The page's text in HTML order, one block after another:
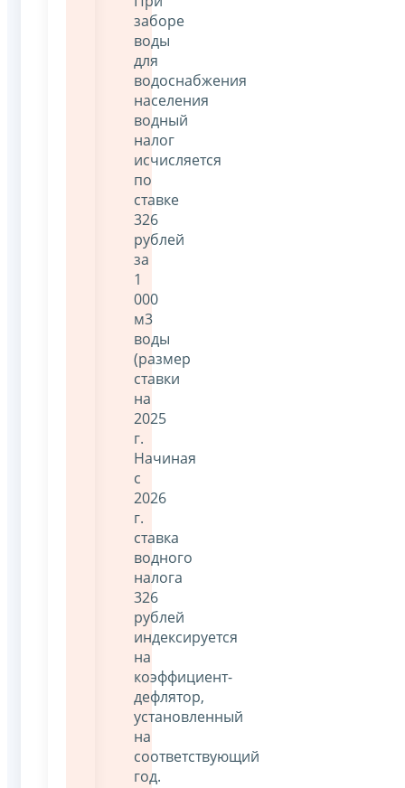
заборе
воды
для
водоснабжения
населения
водный
налог
исчисляется
по
ставке
326
рублей
за
1
000
м3
воды
(размер
ставки
на
2025
г.
Начиная
с
2026
г.
ставка
водного
налога
326
рублей
индексируется
на
коэффициент-
дефлятор,
установленный
на
соответствующий
год.